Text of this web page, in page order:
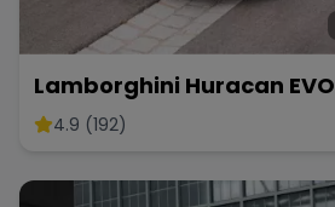
Lamborghini Huracan EVO
4.9 (192)